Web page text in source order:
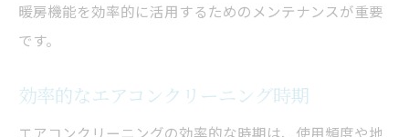
エアコンの効率と安全性向上方法
暖房機能を効率的に活用するためのメンテナンスが重要
です。
効率的なエアコンクリーニング時期
エアコンクリーニングの効率的な時期は、使用頻度や地